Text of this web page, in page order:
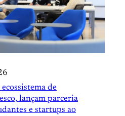
de
lançam parceria
e startups ao